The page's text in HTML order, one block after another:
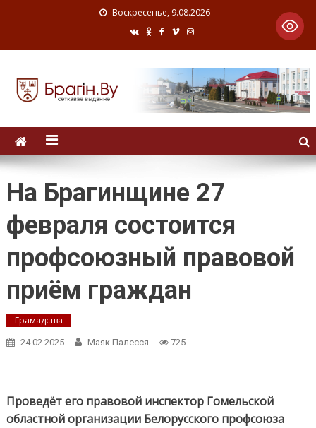
Воскресенье, 9.08.2026
На Брагинщине 27
февраля состоится
профсоюзный правовой
приём граждан
Грамадства
24.02.2025 Маяк Палесся 725
Проведёт его правовой инспектор Гомельской
областной организации Белорусского профсоюза